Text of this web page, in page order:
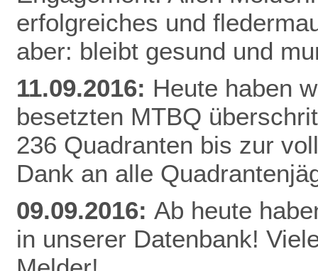
erfolgreiches und
aber: bleibt gesund und
11.09.2016: Heute haben
besetzten MTBQ
236 Quadranten bis zur
Dank an alle
09.09.2016: Ab heute
in unserer Datenbank!